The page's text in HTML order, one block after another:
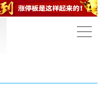
手
机